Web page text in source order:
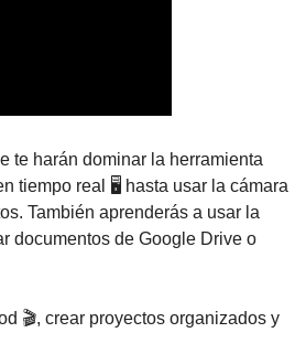
te harán dominar la herramienta
tiempo real 🖥️ hasta usar la cámara
También aprenderás a usar la
documentos de Google Drive o
🎬, crear proyectos organizados y